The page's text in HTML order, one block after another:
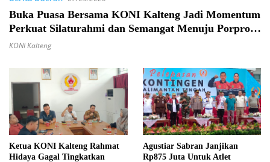
Buka Puasa Bersama KONI Kalteng Jadi Momentum
Perkuat Silaturahmi dan Semangat Menuju Porprov
2026
KONI Kalteng
Ketua KONI Kalteng Rahmat
Hidaya Gagal Tingkatkan
Agustiar Sabran Janjikan
Rp875 Juta Untuk Atlet